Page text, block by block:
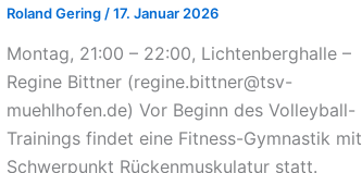
Roland Gering /17. Januar 2026
Montag, 21:00 – 22:00, Lichtenberghalle –
Regine Bittner (regine.bittner@tsv-
muehlhofen.de) Vor Beginn des Volleyball-
Trainings findet eine Fitness-Gymnastik mit
Schwerpunkt Rückenmuskulatur statt.